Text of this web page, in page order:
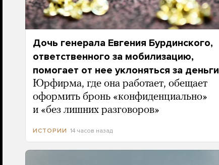
Дочь генерала Евгения Бурдинского,
ответственного за мобилизацию,
помогает от нее уклоняться за деньги
Юрфирма, где она работает, обещает
оформить бронь «конфиденциально»
и «без лишних разговоров»
ИСТОРИИ 14 часов назад